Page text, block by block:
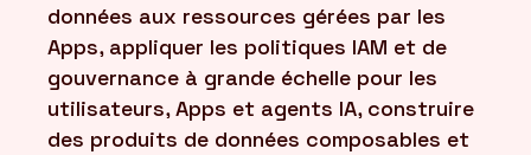
données aux ressources gérées par les
Apps, appliquer les politiques IAM et de
gouvernance à grande échelle pour les
utilisateurs, Apps et agents IA, construire
des produits de données composables et